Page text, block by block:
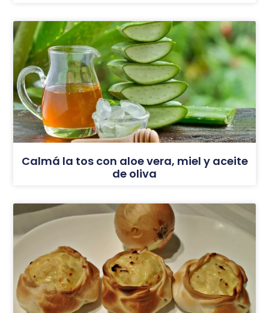
Calmá la tos con aloe vera, miel y aceite
de oliva